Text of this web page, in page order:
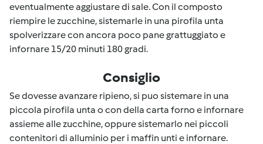
eventualmente aggiustare di sale. Con il composto
riempire le zucchine, sistemarle in una pirofila unta
spolverizzare con ancora poco pane grattuggiato e
infornare 15/20 minuti 180 gradi.
Consiglio
Se dovesse avanzare ripieno, si puo sistemare in una
piccola pirofila unta o con della carta forno e infornare
assieme alle zucchine, oppure sistemarlo nei piccoli
contenitori di alluminio per i maffin unti e infornare.